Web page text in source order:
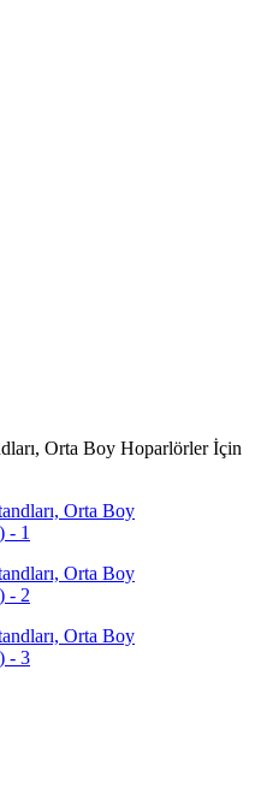
Orta Boy Hoparlörler İçin